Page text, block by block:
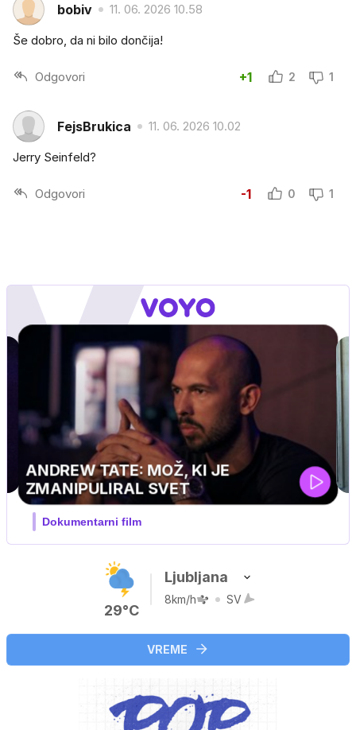
bobiv 11. 06. 2026 10.58
Še dobro, da ni bilo dončija!
Odgovori +1 2 1
FejsBrukica 11. 06. 2026 10.02
Jerry Seinfeld?
Odgovori -1 0 1
29°C
Ljubljana
8km/h SV
VREME